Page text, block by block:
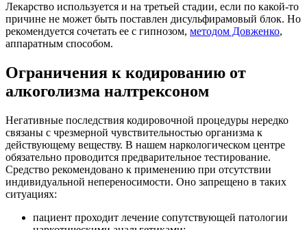
Лекарство используется и на третьей стадии, если по какой-то
причине не может быть поставлен дисульфирамовый блок. Но
рекомендуется сочетать ее с гипнозом, методом Довженко,
аппаратным способом.
Ограничения к кодированию от
алкоголизма налтрексоном
Негативные последствия кодировочной процедуры нередко
связаны с чрезмерной чувствительностью организма к
действующему веществу. В нашем наркологическом центре
обязательно проводится предварительное тестирование.
Средство рекомендовано к применению при отсутствии
индивидуальной непереносимости. Оно запрещено в таких
ситуациях:
пациент проходит лечение сопутствующей патологии